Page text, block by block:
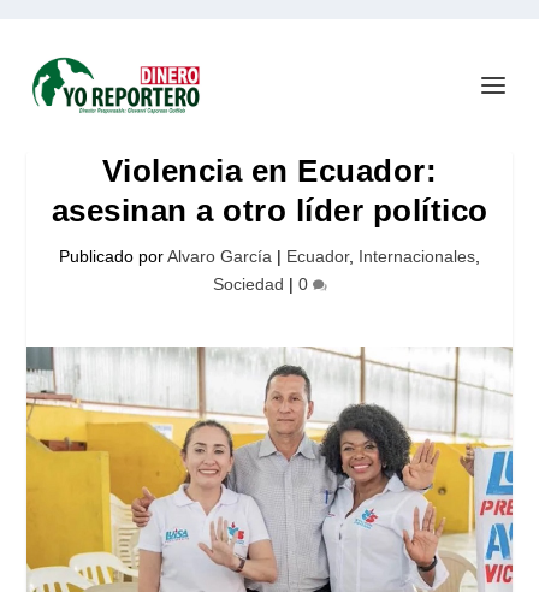
Violencia en Ecuador:
asesinan a otro líder político
Publicado porAlvaro García | Ecuador, Internacionales
Sociedad | 0